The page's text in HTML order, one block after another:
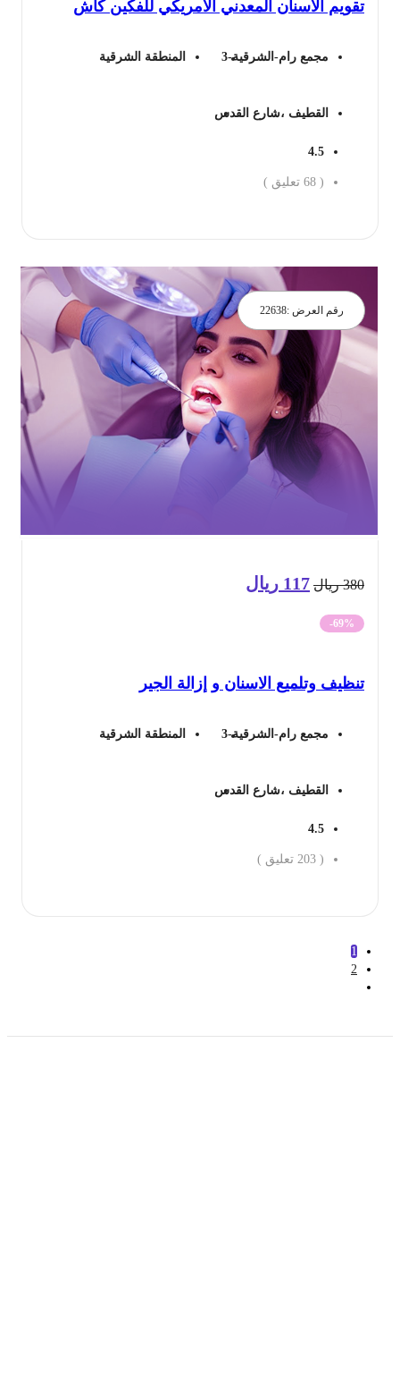
7,920 ريال. 3,567 ريال.
الاسنان المعدني الأمريكي للفكين كاش
مجمع رام-الشرقية-3 المنطقة الشرقية
القطيف ،شارع القدس
تعليق )
رقم العرض :22638
ريالالسعر
الأصلي
380 ريال.
117 ريالالسعر
117 ريال.
وتلميع الاسنان و إزالة الجير
مجمع رام-الشرقية-3 المنطقة الشرقية
القطيف ،شارع القدس
تعليق )